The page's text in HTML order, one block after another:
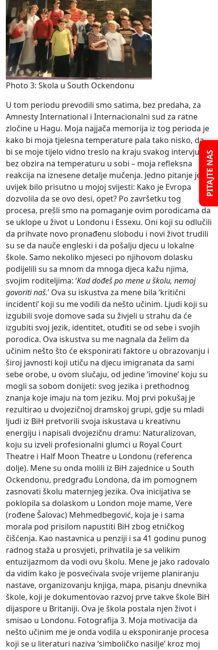
PITAJTE NAS
Photo 3: Skola u South Ockendonu
U tom periodu prevodili smo satima, bez predaha, za
Amnesty International i Internacionalni sud za ratne
zločine u Hagu. Moja najjača memorija iz tog perioda je
kako bi moja tjelesna temperature pala tako nisko, da
bi se moje tijelo vidno treslo na kraju svakog intervjua
bez obzira na temperaturu u sobi – moja refleksna
reakcija na iznesene detalje mučenja. Jedno pitanje je
uvijek bilo prisutno u mojoj svijesti: Kako je Evropa
dozvolila da se ovo desi, opet? Po završetku tog
procesa, prešli smo na pomaganje ovim porodicama da
se uklope u život u Londonu i Essexu. Oni koji su odlučili
da prihvate novo pronađenu slobodu i novi život trudili
su se da nauče engleski i da pošalju djecu u lokalne
škole. Samo nekoliko mjeseci po njihovom dolasku
podijelili su sa mnom da mnoga djeca kažu njima,
svojim roditeljima: ‘Kad dođeš po mene u školu, nemoj
govoriti naš.’ Ova su iskustva za mene bila ‘kritični
incidenti’ koji su me vodili da nešto učinim. Ljudi koji su
izgubili svoje domove sada su živjeli u strahu da će
izgubiti svoj jezik, identitet, otuđiti se od sebe i svojih
porodica. Ova iskustva su me nagnala da želim da
učinim nešto što će eksponirati faktore u obrazovanju i
široj javnosti koji utiču na djecu imigranata da sami
sebe orobe, u ovom slučaju, od jedine ‘imovine’ koju su
mogli sa sobom donijeti: svog jezika i prethodnog
znanja koje imaju na tom jeziku. Moj prvi pokušaj je
rezultirao u dvojezičnoj dramskoj grupi, gdje su mladi
ljudi iz BiH pretvorili svoja iskustava u kreativnu
energiju i napisali dvojezičnu dramu: Naturalizovan,
koju su izveli profesionalni glumci u Royal Court
Theatre i Half Moon Theatre u Londonu (referenca
dolje). Mene su onda molili iz BiH zajednice u South
Ockendonu, predgrađu Londona, da im pomognem
zasnovati školu maternjeg jezika. Ova inicijativa se
poklopila sa dolaskom u London moje mame, Vere
(rođene Šalovac) Mehmedbegović, koja je i sama
morala pod prisilom napustiti BiH zbog etničkog
čišćenja. Kao nastavnica u penziji i sa 41 godinu punog
radnog staža u prosvjeti, prihvatila je sa velikim
entuzijazmom da vodi ovu školu. Mene je jako radovalo
da vidim kako je posvećivala svoje vrijeme planiranju
nastave, organizovanju knjiga, mapa, pisanju dnevnika
škole, koji je dokumentovao razvoj prve takve škole BiH
dijaspore u Britaniji. Ova je škola postala njen život i
smisao u Londonu. Fotografija 3. Moja motivacija da
nešto učinim me je onda vodila u eksponiranje procesa
koji se u literaturi naziva ‘simboličko nasilje’ kroz moj